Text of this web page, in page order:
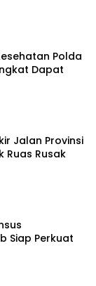
Polda
Dapat
Jalan Provinsi
Ruas Rusak
Siap Perkuat